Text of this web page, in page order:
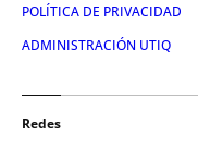
POLÍTICA DE PRIVACIDAD
ADMINISTRACIÓN UTIQ
Redes